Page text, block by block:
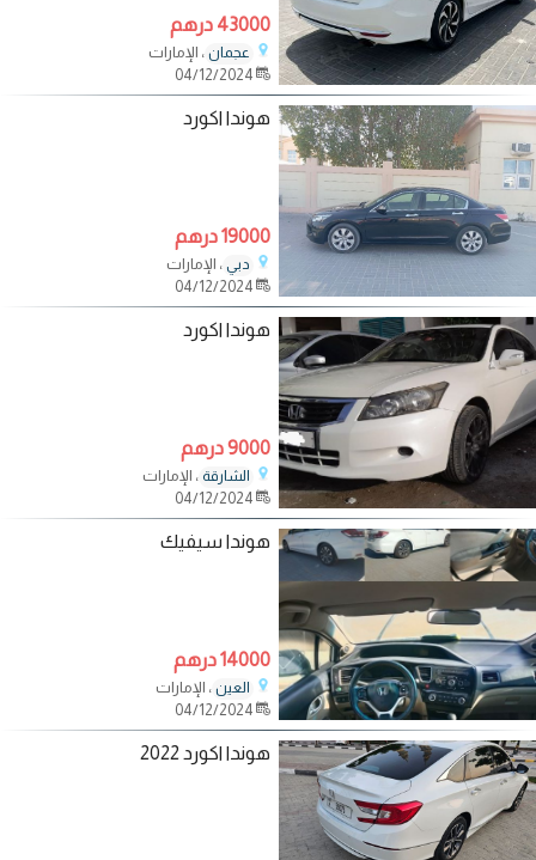
43000 درهم
عجمان ، الإمارات
هوندا اكورد
19000 درهم
دبي ، الإمارات
هوندا اكورد
9000 درهم
الشارقة ، الإمارات
هوندا سيفيك
14000 درهم
العين ، الإمارات
هوندا اكورد 2022